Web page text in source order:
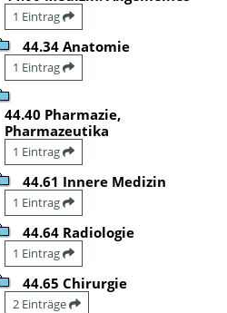
1 Eintrag
44.34 Anatomie
1 Eintrag
44.40 Pharmazie,
Pharmazeutika
1 Eintrag
44.61 Innere Medizin
1 Eintrag
44.64 Radiologie
1 Eintrag
44.65 Chirurgie
2 Einträge